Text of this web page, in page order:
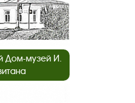
Дом-музей И.